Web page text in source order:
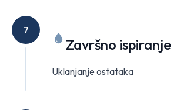
7
Završno ispiranje
Uklanjanje ostataka